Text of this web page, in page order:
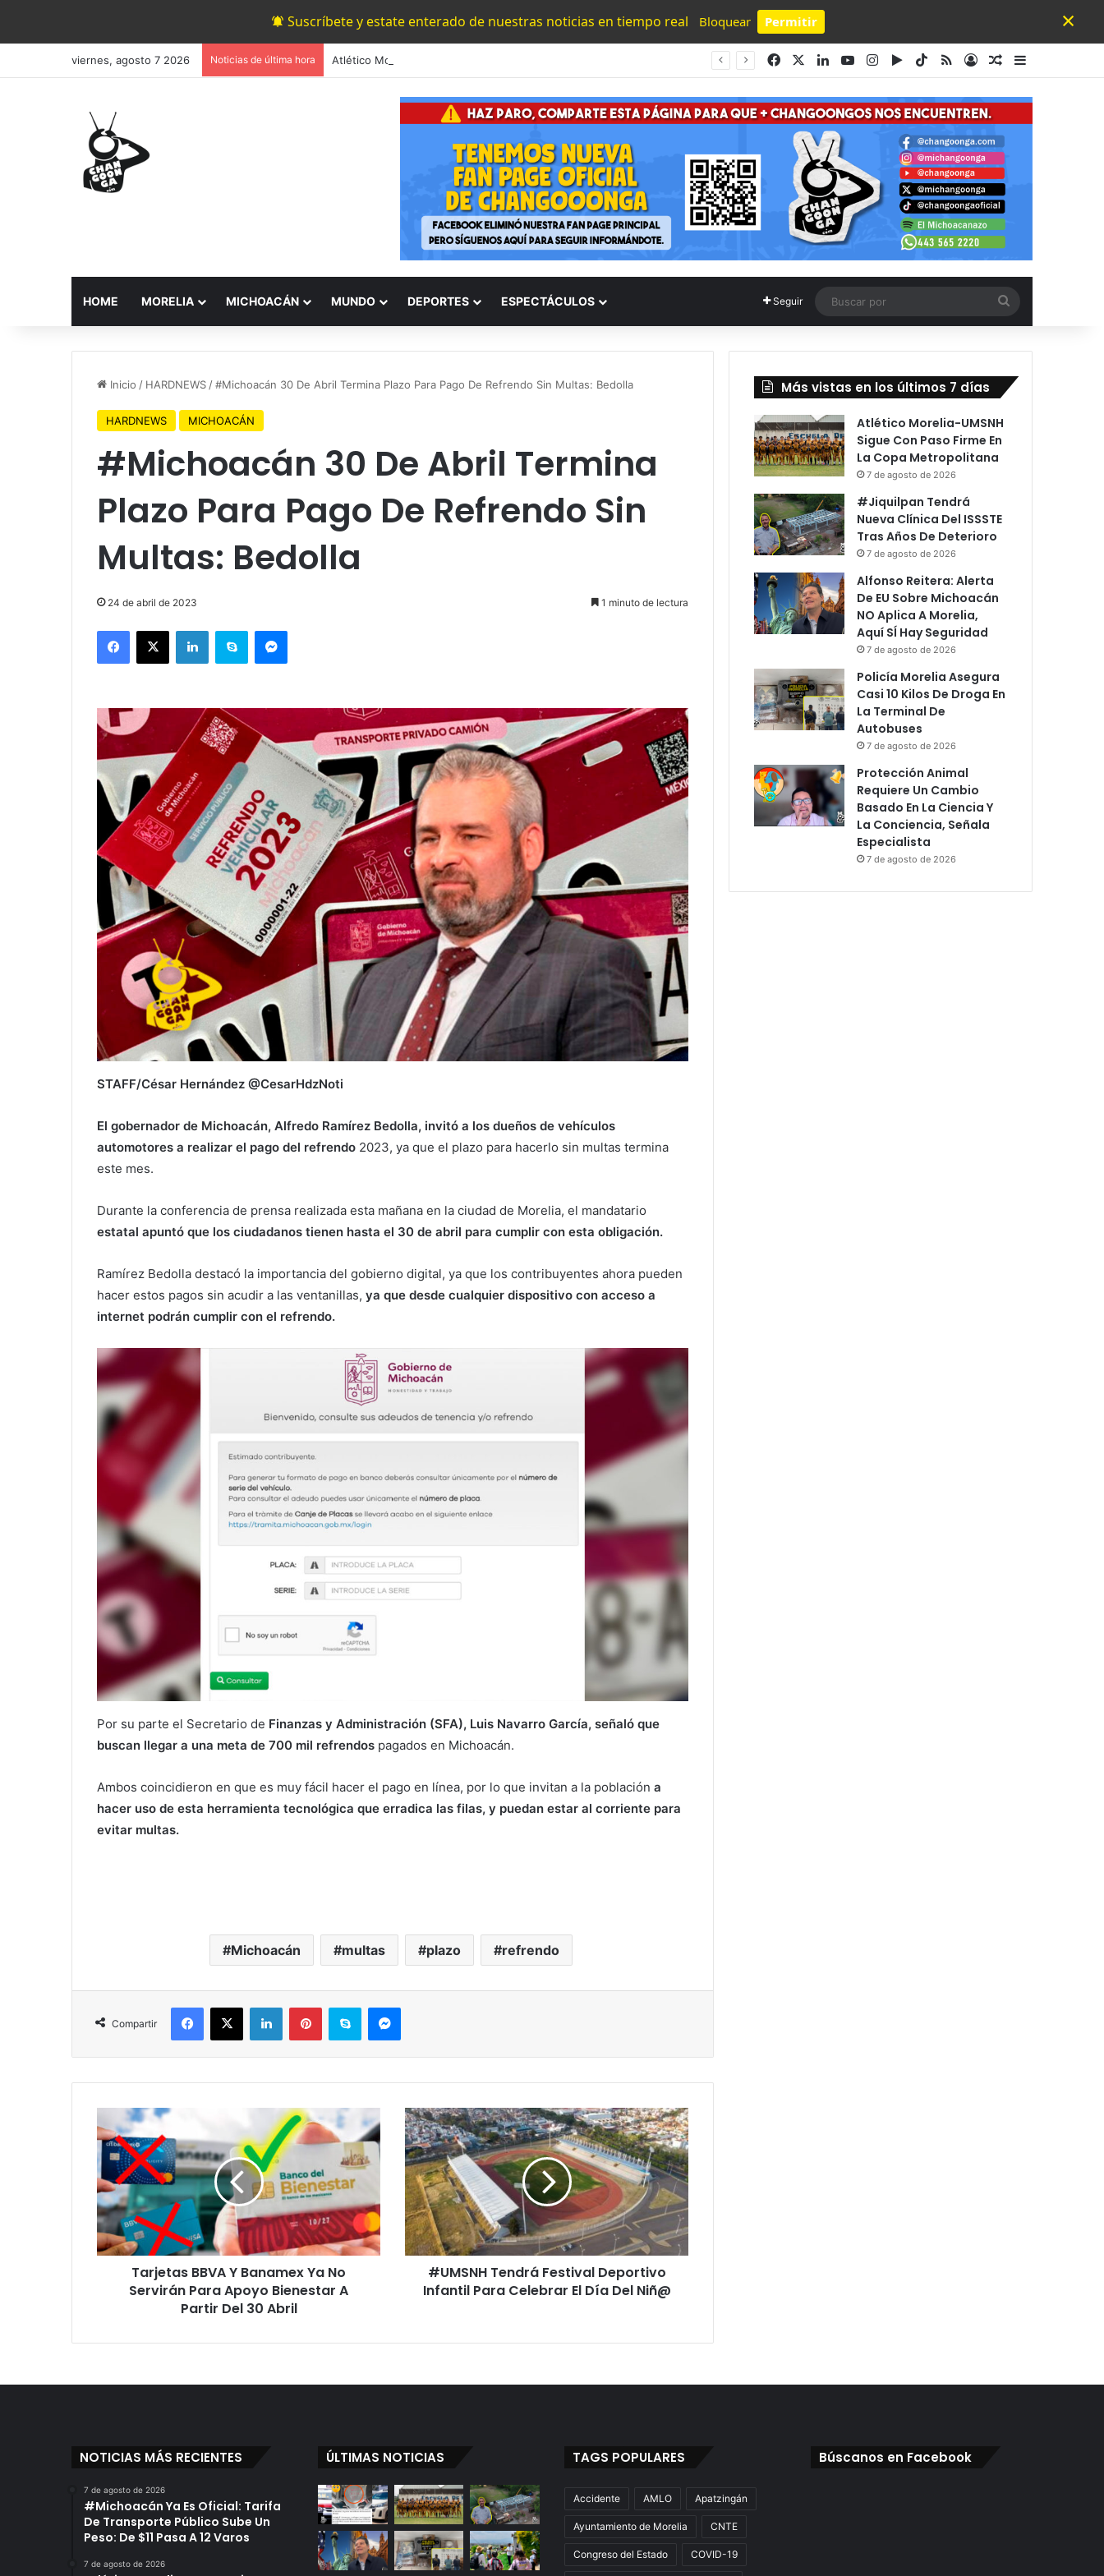
Suscríbete y estate enterado de nuestras noticias en tiempo real Bloquear Permitir
Powered by SendPulse
×
viernes, agosto 7 2026 Noticias de última hora FacebookLinkedInYouTubeInstagram
Google Play
TikTok
RSSAccesoPublicación al
Barra lateral
HOME MORELIA MICHOACÁN MUNDO DEPORTES ESPECTÁCULOS Seguir
por
Inicio / HARDNEWS /#Michoacán 30 De Abril Termina Plazo Para Pago De Refrendo Sin Multas: Bedolla
HARDNEWS MICHOACÁN
#Michoacán 30 De Abril Termina
Plazo Para Pago De Refrendo Sin
Multas: Bedolla
24 de abril de 2023 1 minuto de lectura
Facebook
X LinkedInSkype Messenger
STAFF/César Hernández @CesarHdzNoti
El gobernador de Michoacán, Alfredo Ramírez Bedolla, invitó a los dueños de vehículos
automotores a realizar el pago del refrendo 2023, ya que el plazo para hacerlo sin multas termina
este mes.
Durante la conferencia de prensa realizada esta mañana en la ciudad de Morelia, el mandatario
estatal apuntó que los ciudadanos tienen hasta el 30 de abril para cumplir con esta obligación.
Ramírez Bedolla destacó la importancia del gobierno digital, ya que los contribuyentes ahora pueden
hacer estos pagos sin acudir a las ventanillas, ya que desde cualquier dispositivo con acceso a
internet podrán cumplir con el refrendo.
Por su parte el Secretario de Finanzas y Administración (SFA), Luis Navarro García, señaló que
buscan llegar a una meta de 700 mil refrendos pagados en Michoacán.
Ambos coincidieron en que es muy fácil hacer el pago en línea, por lo que invitan a la población a
hacer uso de esta herramienta tecnológica que erradica las filas, y puedan estar al corriente para
evitar multas.
Michoacán multas plazo refrendo
Compartir
Facebook
X LinkedInPinterestSkype Messenger
Tarjetas
BBVA
Y
Banamex
Ya
No
Servirán
Para
Apoyo
BienestarTarjetas BBVA Y Banamex Ya No
Servirán Para Apoyo Bienestar A
Partir Del 30 Abril
#UMSNH
Tendrá
Festival
Deportivo
Infantil
Para
Celebrar
El
Día
Niñ@
#UMSNH Tendrá Festival Deportivo
Infantil Para Celebrar El Día Del Niñ@
Más vistas en los últimos 7 días
Atlético Morelia-UMSNH
Sigue Con Paso Firme En
La Copa Metropolitana
7 de agosto de 2026
#Jiquilpan Tendrá
Nueva Clínica Del ISSSTE
Tras Años De Deterioro
7 de agosto de 2026
Alfonso Reitera: Alerta
De EU Sobre Michoacán
NO Aplica A Morelia,
Aquí SÍ Hay Seguridad
7 de agosto de 2026
Policía Morelia Asegura
Casi 10 Kilos De Droga En
La Terminal De
Autobuses
7 de agosto de 2026
Protección Animal
Requiere Un Cambio
Basado En La Ciencia Y
La Conciencia, Señala
Especialista
7 de agosto de 2026
NOTICIAS MÁS RECIENTES
7 de agosto de 2026
#Michoacán Ya Es Oficial: Tarifa
De Transporte Público Sube Un
Peso: De $11 Pasa A 12 Varos
7 de agosto de 2026
ÚLTIMAS NOTICIAS TAGS POPULARES
Accidente AMLO Apatzingán
Ayuntamiento de Morelia CNTE
Congreso del Estado COVID-19
Búscanos en Facebook